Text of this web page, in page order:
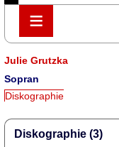
≡
≡
Julie Grutzka
Sopran
Diskographie
Diskographie (3)